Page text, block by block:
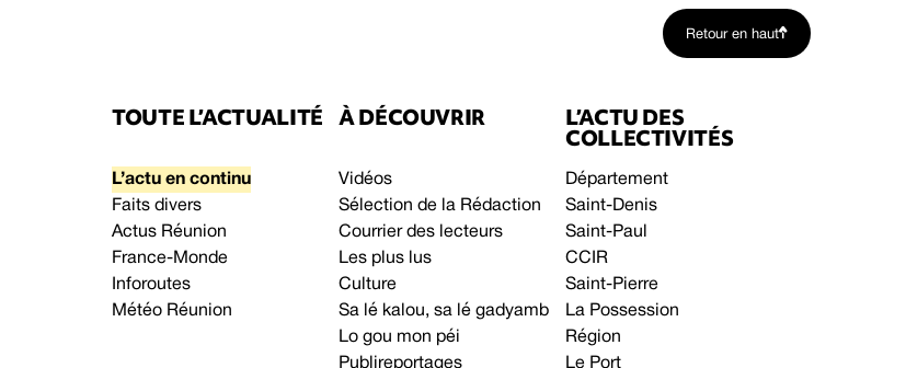
Retour en haut
TOUTE L’ACTUALITÉ
L’actu en continu
Faits divers
Actus Réunion
France-Monde
Inforoutes
Météo Réunion
À DÉCOUVRIR
Vidéos
Sélection de la Rédaction
Courrier des lecteurs
Les plus lus
Culture
Sa lé kalou, sa lé gadyamb
Lo gou mon péi
Publireportages
L’ACTU DES
COLLECTIVITÉS
Département
Saint-Denis
Saint-Paul
CCIR
Saint-Pierre
La Possession
Région
Le Port